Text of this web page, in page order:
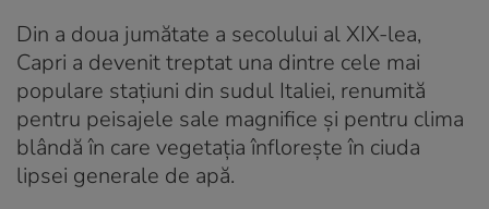
Din a doua jumătate a secolului al XIX-lea,
Capri a devenit treptat una dintre cele mai
populare stațiuni din sudul Italiei, renumită
pentru peisajele sale magnifice și pentru clima
blândă în care vegetația înflorește în ciuda
lipsei generale de apă.